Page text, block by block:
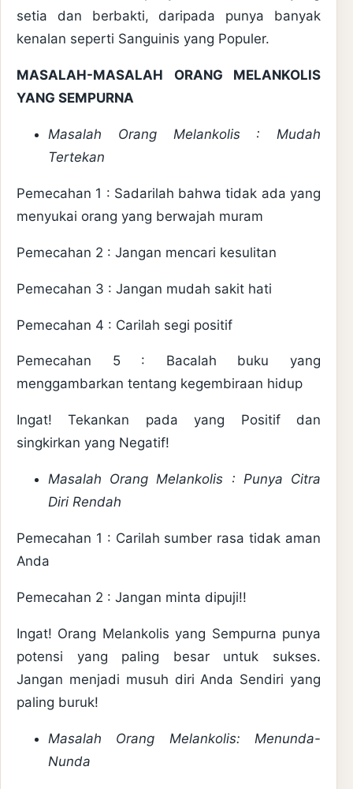
setia dan berbakti, daripada punya banyak
kenalan seperti Sanguinis yang Populer.
MASALAH-MASALAH ORANG MELANKOLIS
YANG SEMPURNA
Masalah Orang Melankolis : Mudah
Tertekan
Pemecahan 1 : Sadarilah bahwa tidak ada yang
menyukai orang yang berwajah muram
Pemecahan 2 : Jangan mencari kesulitan
Pemecahan 3 : Jangan mudah sakit hati
Pemecahan 4 : Carilah segi positif
Pemecahan 5 : Bacalah buku yang
menggambarkan tentang kegembiraan hidup
Ingat! Tekankan pada yang Positif dan
singkirkan yang Negatif!
Masalah Orang Melankolis : Punya Citra
Diri Rendah
Pemecahan 1 : Carilah sumber rasa tidak aman
Anda
Pemecahan 2 : Jangan minta dipuji!!
Ingat! Orang Melankolis yang Sempurna punya
potensi yang paling besar untuk sukses.
Jangan menjadi musuh diri Anda Sendiri yang
paling buruk!
Masalah Orang Melankolis: Menunda-
Nunda